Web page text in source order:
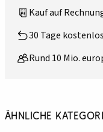
Kauf auf
30 Tage
Rund 10 Mio.
Ähnliche